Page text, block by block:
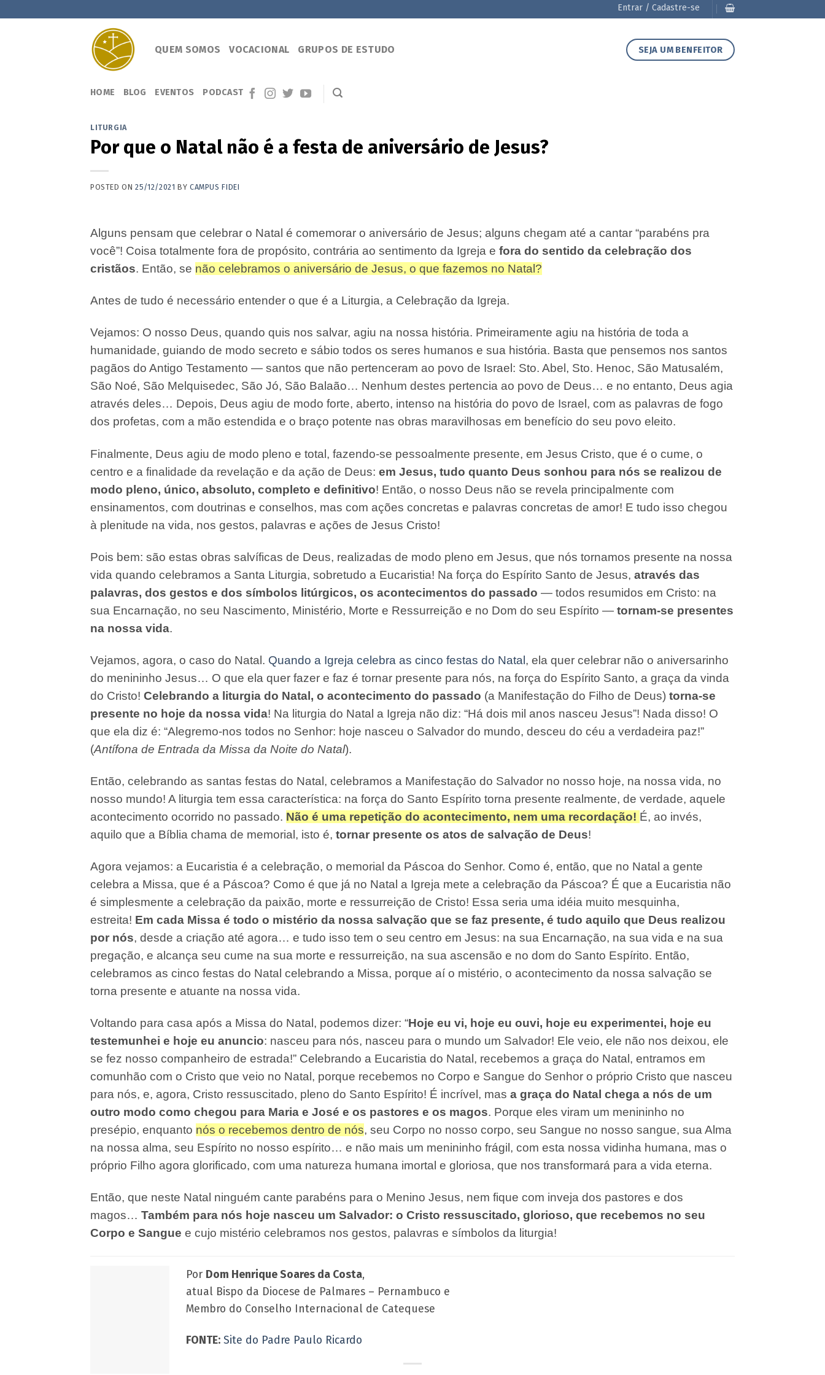
Entrar / Cadastre-se
QUEM SOMOS VOCACIONAL GRUPOS DE ESTUDO SEJA UM BENFEITOR
HOME BLOG EVENTOS PODCAST
LITURGIA
Por que o Natal não é a festa de aniversário de Jesus?
POSTED ON25/12/2021 BY CAMPUS FIDEI
Alguns pensam que celebrar o Natal é comemorar o aniversário de Jesus; alguns chegam até a cantar “parabéns pra
você”! Coisa totalmente fora de propósito, contrária ao sentimento da Igreja e fora do sentido da celebração dos
cristãos. Então, se não celebramos o aniversário de Jesus, o que fazemos no Natal?
Antes de tudo é necessário entender o que é a Liturgia, a Celebração da Igreja.
Vejamos: O nosso Deus, quando quis nos salvar, agiu na nossa história. Primeiramente agiu na história de toda a
humanidade, guiando de modo secreto e sábio todos os seres humanos e sua história. Basta que pensemos nos santos
pagãos do Antigo Testamento — santos que não pertenceram ao povo de Israel: Sto. Abel, Sto. Henoc, São Matusalém,
São Noé, São Melquisedec, São Jó, São Balaão… Nenhum destes pertencia ao povo de Deus… e no entanto, Deus agia
através deles… Depois, Deus agiu de modo forte, aberto, intenso na história do povo de Israel, com as palavras de fogo
dos profetas, com a mão estendida e o braço potente nas obras maravilhosas em benefício do seu povo eleito.
Finalmente, Deus agiu de modo pleno e total, fazendo-se pessoalmente presente, em Jesus Cristo, que é o cume, o
centro e a finalidade da revelação e da ação de Deus: em Jesus, tudo quanto Deus sonhou para nós se realizou de
modo pleno, único, absoluto, completo e definitivo! Então, o nosso Deus não se revela principalmente com
ensinamentos, com doutrinas e conselhos, mas com ações concretas e palavras concretas de amor! E tudo isso chegou
à plenitude na vida, nos gestos, palavras e ações de Jesus Cristo!
Pois bem: são estas obras salvíficas de Deus, realizadas de modo pleno em Jesus, que nós tornamos presente na nossa
vida quando celebramos a Santa Liturgia, sobretudo a Eucaristia! Na força do Espírito Santo de Jesus, através das
palavras, dos gestos e dos símbolos litúrgicos, os acontecimentos do passado — todos resumidos em Cristo: na
sua Encarnação, no seu Nascimento, Ministério, Morte e Ressurreição e no Dom do seu Espírito — tornam-se presentes
na nossa vida.
Vejamos, agora, o caso do Natal. Quando a Igreja celebra as cinco festas do Natal, ela quer celebrar não o aniversarinho
do menininho Jesus… O que ela quer fazer e faz é tornar presente para nós, na força do Espírito Santo, a graça da vinda
do Cristo! Celebrando a liturgia do Natal, o acontecimento do passado (a Manifestação do Filho de Deus) torna-se
presente no hoje da nossa vida! Na liturgia do Natal a Igreja não diz: “Há dois mil anos nasceu Jesus”! Nada disso! O
que ela diz é: “Alegremo-nos todos no Senhor: hoje nasceu o Salvador do mundo, desceu do céu a verdadeira paz!”
(Antífona de Entrada da Missa da Noite do Natal).
Então, celebrando as santas festas do Natal, celebramos a Manifestação do Salvador no nosso hoje, na nossa vida, no
nosso mundo! A liturgia tem essa característica: na força do Santo Espírito torna presente realmente, de verdade, aquele
acontecimento ocorrido no passado. Não é uma repetição do acontecimento, nem uma recordação! É, ao invés,
aquilo que a Bíblia chama de memorial, isto é, tornar presente os atos de salvação de Deus!
Agora vejamos: a Eucaristia é a celebração, o memorial da Páscoa do Senhor. Como é, então, que no Natal a gente
celebra a Missa, que é a Páscoa? Como é que já no Natal a Igreja mete a celebração da Páscoa? É que a Eucaristia não
é simplesmente a celebração da paixão, morte e ressurreição de Cristo! Essa seria uma idéia muito mesquinha,
estreita! Em cada Missa é todo o mistério da nossa salvação que se faz presente, é tudo aquilo que Deus realizou
por nós, desde a criação até agora… e tudo isso tem o seu centro em Jesus: na sua Encarnação, na sua vida e na sua
pregação, e alcança seu cume na sua morte e ressurreição, na sua ascensão e no dom do Santo Espírito. Então,
celebramos as cinco festas do Natal celebrando a Missa, porque aí o mistério, o acontecimento da nossa salvação se
torna presente e atuante na nossa vida.
Voltando para casa após a Missa do Natal, podemos dizer: “Hoje eu vi, hoje eu ouvi, hoje eu experimentei, hoje eu
testemunhei e hoje eu anuncio: nasceu para nós, nasceu para o mundo um Salvador! Ele veio, ele não nos deixou, ele
se fez nosso companheiro de estrada!” Celebrando a Eucaristia do Natal, recebemos a graça do Natal, entramos em
comunhão com o Cristo que veio no Natal, porque recebemos no Corpo e Sangue do Senhor o próprio Cristo que nasceu
para nós, e, agora, Cristo ressuscitado, pleno do Santo Espírito! É incrível, mas a graça do Natal chega a nós de um
outro modo como chegou para Maria e José e os pastores e os magos. Porque eles viram um menininho no
presépio, enquanto nós o recebemos dentro de nós, seu Corpo no nosso corpo, seu Sangue no nosso sangue, sua Alma
na nossa alma, seu Espírito no nosso espírito… e não mais um menininho frágil, com esta nossa vidinha humana, mas o
próprio Filho agora glorificado, com uma natureza humana imortal e gloriosa, que nos transformará para a vida eterna.
Então, que neste Natal ninguém cante parabéns para o Menino Jesus, nem fique com inveja dos pastores e dos
magos… Também para nós hoje nasceu um Salvador: o Cristo ressuscitado, glorioso, que recebemos no seu
Corpo e Sangue e cujo mistério celebramos nos gestos, palavras e símbolos da liturgia!
Por Dom Henrique Soares da Costa,
atual Bispo da Diocese de Palmares – Pernambuco e
Membro do Conselho Internacional de Catequese
FONTE: Site do Padre Paulo Ricardo